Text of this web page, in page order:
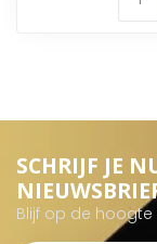
SCHRIJF JE
Blijf op de